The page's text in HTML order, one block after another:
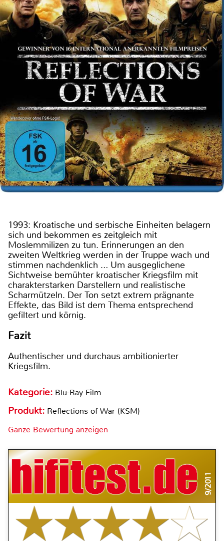
1993: Kroatische und serbische Einheiten belagern
sich und bekommen es zeitgleich mit
Moslemmilizen zu tun. Erinnerungen an den
zweiten Weltkrieg werden in der Truppe wach und
stimmen nachdenklich … Um ausgeglichene
Sichtweise bemühter kroatischer Kriegsfilm mit
charakterstarken Darstellern und realistische
Scharmützeln. Der Ton setzt extrem prägnante
Effekte, das Bild ist dem Thema entsprechend
gefiltert und körnig.
Fazit
Authentischer und durchaus ambitionierter
Kriegsfilm.
Kategorie: Blu-Ray Film
Produkt: Reflections of War (KSM)
Ganze Bewertung anzeigen
9/2011